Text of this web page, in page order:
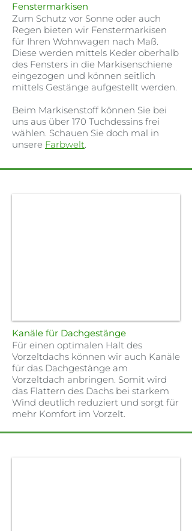
Fenstermarkisen
Zum Schutz vor Sonne oder auch
Regen bieten wir Fenstermarkisen
für Ihren Wohnwagen nach Maß.
Diese werden mittels Keder oberhalb
des Fensters in die Markisenschiene
eingezogen und können seitlich
mittels Gestänge aufgestellt werden.
Beim Markisenstoff können Sie bei
uns aus über 170 Tuchdessins frei
wählen. Schauen Sie doch mal in
unsere Farbwelt.
Kanäle für Dachgestänge
Für einen optimalen Halt des
Vorzeltdachs können wir auch Kanäle
für das Dachgestänge am
Vorzeltdach anbringen. Somit wird
das Flattern des Dachs bei starkem
Wind deutlich reduziert und sorgt für
mehr Komfort im Vorzelt.